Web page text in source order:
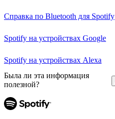
Справка по Bluetooth для Spotify
Spotify на устройствах Google
Spotify на устройствах Alexa
Была ли эта информация
полезной?